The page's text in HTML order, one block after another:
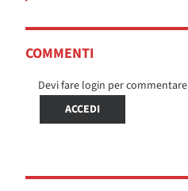
COMMENTI
Devi fare login per commentare
ACCEDI